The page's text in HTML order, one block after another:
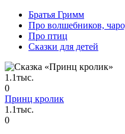
Братья Гримм
Про волшебников,
Про птиц
Сказки для детей
1.1тыс.
0
Принц кролик
1.1тыс.
0